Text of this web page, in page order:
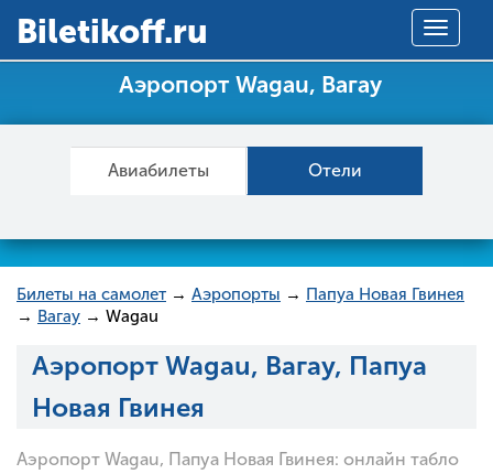
Toggle
Вiletikoff.ru
Аэропорт Wagau, Вагау
Авиабилеты Отели
Билеты на самолет → Аэропорты → Папуа Новая Гвинея
→ Вагау → Wagau
Аэропорт Wagau, Вагау, Папуа
Новая Гвинея
Аэропорт Wagau, Папуа Новая Гвинея: онлайн табло